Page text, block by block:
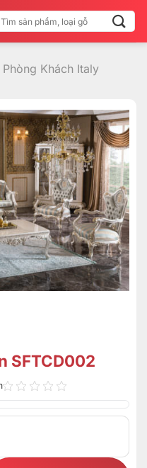
Phòng Khách Italy
SFTCD002